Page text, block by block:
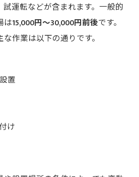
運転などが含まれます。一般的
は15,000円～30,000円前後です。
作業は以下の通りです。
置
け